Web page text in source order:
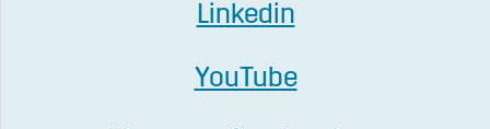
Linkedin
YouTube